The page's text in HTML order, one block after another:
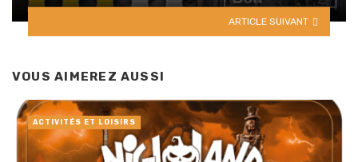
ARTICLE SUIVANT
VOUS AIMEREZ AUSSI
ACTIVITÉS ET LOISIRS